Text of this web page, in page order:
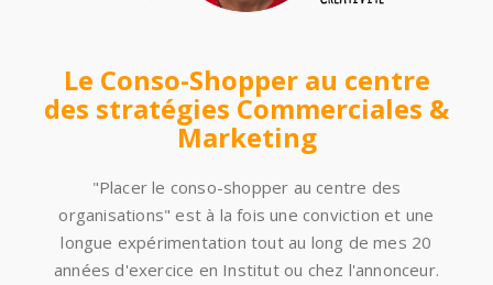
Le Conso-Shopper au centre
des stratégies Commerciales &
Marketing
"Placer le conso-shopper au centre des
organisations" est à la fois une conviction et une
longue expérimentation tout au long de mes 20
années d'exercice en Institut ou chez l'annonceur.